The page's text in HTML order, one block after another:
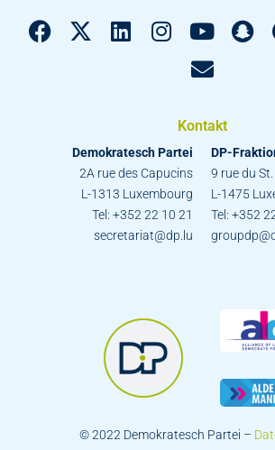
Kontakt
Demokratesch Partei
2A rue des Capucins
L-1313 Luxembourg
Tel: +352 22 10 21
secretariat@dp.lu
DP-
9 rue du
L-1475
Tel: +352
© 2022 Demokratesch Partei –